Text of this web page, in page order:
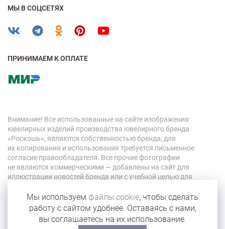
МЫ В СОЦСЕТЯХ
ПРИНИМАЕМ К ОПЛАТЕ
Внимание! Все использованные на сайте изображения
ювелирных изделий производства ювелирного бренда
«Роскошь», являются собственностью бренда, для
их копирования и использования требуется письменное
согласие правообладателя. Все прочие фотографии
не являются коммерческими — добавлены на сайт для
иллюстрации новостей бренда или с учебной целью для
© 2026 «Роскошь»
Мы используем файлы cookie, чтобы сделать
работу с сайтом удобнее. Оставаясь с нами,
вы соглашаетесь на их использование.